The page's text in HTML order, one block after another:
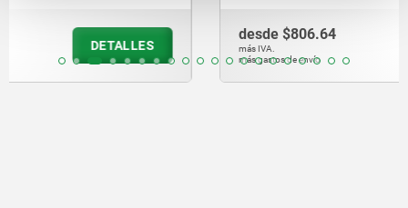
desde
más gastos de envío